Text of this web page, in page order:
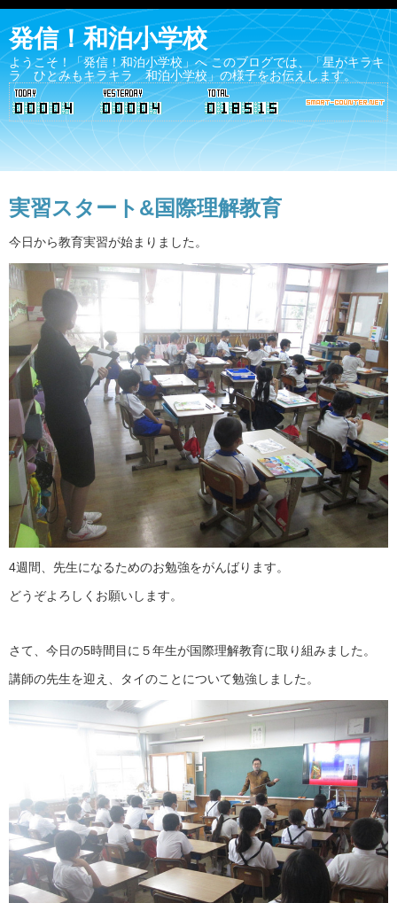
発信！和泊小学校
ようこそ！「発信！和泊小学校」へ このブログでは、「星がキラキ
ラ ひとみもキラキラ 和泊小学校」の様子をお伝えします。
実習スタート&国際理解教育
今日から教育実習が始まりました。
4週間、先生になるためのお勉強をがんばります。
どうぞよろしくお願いします。
さて、今日の5時間目に５年生が国際理解教育に取り組みました。
講師の先生を迎え、タイのことについて勉強しました。